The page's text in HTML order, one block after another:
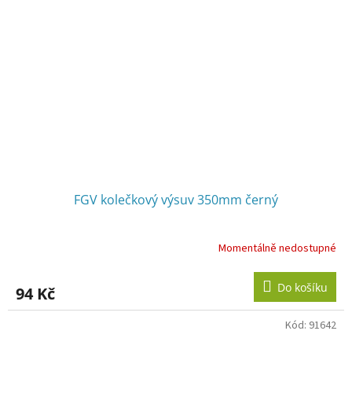
FGV kolečkový výsuv 350mm černý
Momentálně nedostupné
94 Kč Do košíku
Kód: 91642